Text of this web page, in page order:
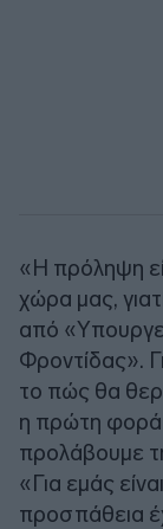
«Η πρόληψη
χώρα μας,
από
Φροντίδας».
το πώς θα
η πρώτη φορά
προλάβουμε
«Για εμάς
προσπάθεια